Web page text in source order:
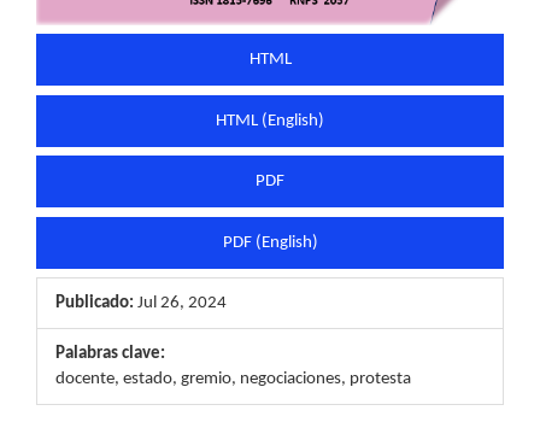
HTML
HTML (English)
PDF
PDF (English)
Publicado: Jul 26, 2024
Palabras clave:
docente, estado, gremio, negociaciones, protesta